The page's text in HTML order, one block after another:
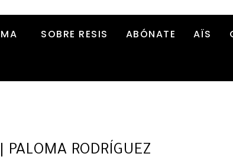
SOBRE RESIS ABÓNATE AÏS
| PALOMA RODRÍGUEZ